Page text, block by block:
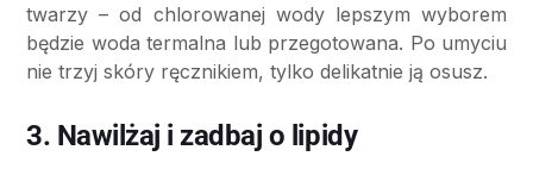
twarzy – od chlorowanej wody lepszym wyborem
będzie woda termalna lub przegotowana. Po umyciu
nie trzyj skóry ręcznikiem, tylko delikatnie ją osusz.
3. Nawilżaj i zadbaj o lipidy